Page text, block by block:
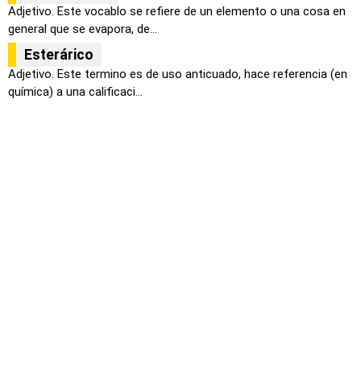
Adjetivo. Este vocablo se refiere de un elemento o una cosa en
general que se evapora, de...
Esterárico
Adjetivo. Este termino es de uso anticuado, hace referencia (en
química) a una calificaci...